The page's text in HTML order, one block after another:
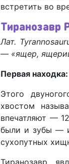
встретить во
Тиранозавр
Лат.
— «ящер,
Первая находка:
Этого
хвостом
впечатляют —
были и зубы —
сухопутных
Тиранозавр